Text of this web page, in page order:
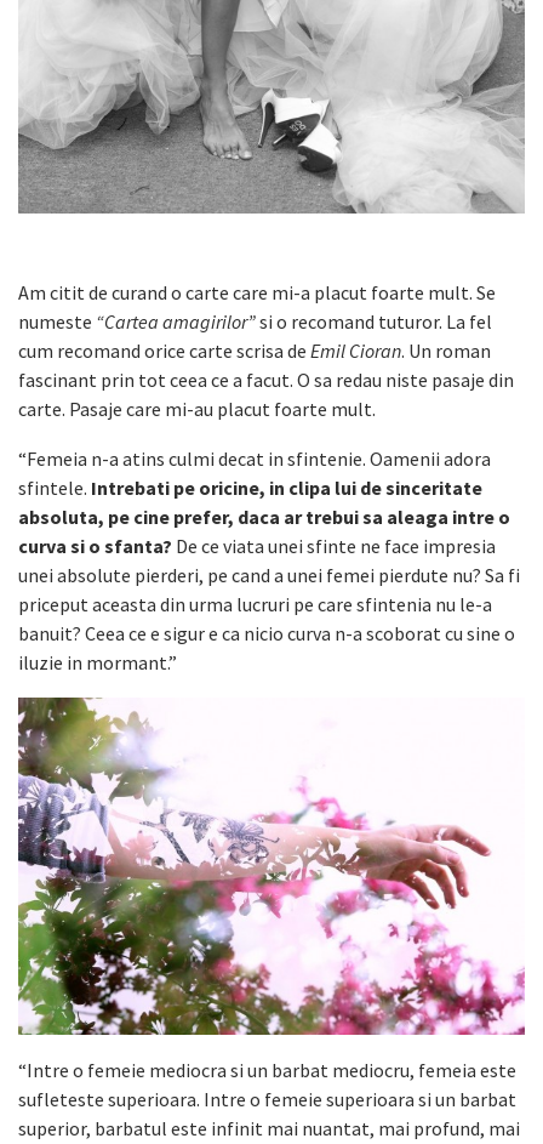
Am citit de curand o carte care mi-a placut foarte mult. Se
numeste “Cartea amagirilor”si o recomand tuturor. La fel
cum recomand orice carte scrisa de Emil Cioran. Un roman
fascinant prin tot ceea ce a facut. O sa redau niste pasaje din
carte. Pasaje care mi-au placut foarte mult.
“Femeia n-a atins culmi decat in sfintenie. Oamenii adora
sfintele. Intrebati pe oricine, in clipa lui de sinceritate
absoluta, pe cine prefer, daca ar trebui sa aleaga intre o
curva si o sfanta? De ce viata unei sfinte ne face impresia
unei absolute pierderi, pe cand a unei femei pierdute nu? Sa fi
priceput aceasta din urma lucruri pe care sfintenia nu le-a
banuit? Ceea ce e sigur e ca nicio curva n-a scoborat cu sine o
iluzie in mormant.”
“Intre o femeie mediocra si un barbat mediocru, femeia este
sufleteste superioara. Intre o femeie superioara si un barbat
superior, barbatul este infinit mai nuantat, mai profund, mai